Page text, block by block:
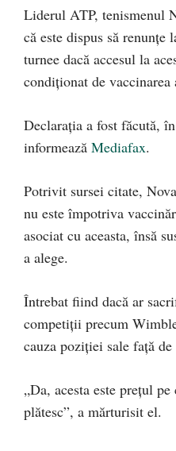
Liderul ATP, tenismenul
că este dispus să
turnee dacă accesul la
condiționat de vaccinarea
Declarația a fost făcută,
informează Mediafax.
Potrivit sursei citate,
nu este împotriva
asociat cu aceasta, însă
a alege.
Întrebat fiind dacă ar
competiții precum
cauza poziției sale față
„Da, acesta este prețul
plătesc”, a mărturisit el.